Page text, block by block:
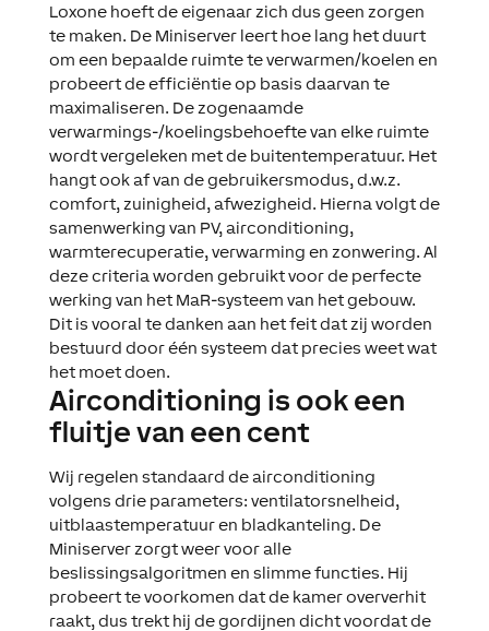
Loxone hoeft de eigenaar zich dus geen zorgen
te maken. De Miniserver leert hoe lang het duurt
om een bepaalde ruimte te verwarmen/koelen en
probeert de efficiëntie op basis daarvan te
maximaliseren. De zogenaamde
verwarmings-/koelingsbehoefte van elke ruimte
wordt vergeleken met de buitentemperatuur. Het
hangt ook af van de gebruikersmodus, d.w.z.
comfort, zuinigheid, afwezigheid. Hierna volgt de
samenwerking van PV, airconditioning,
warmterecuperatie, verwarming en zonwering. Al
deze criteria worden gebruikt voor de perfecte
werking van het MaR-systeem van het gebouw.
Dit is vooral te danken aan het feit dat zij worden
bestuurd door één systeem dat precies weet wat
het moet doen.
Airconditioning is ook een
fluitje van een cent
Wij regelen standaard de airconditioning
volgens drie parameters: ventilatorsnelheid,
uitblaastemperatuur en bladkanteling. De
Miniserver zorgt weer voor alle
beslissingsalgoritmen en slimme functies. Hij
probeert te voorkomen dat de kamer oververhit
raakt, dus trekt hij de gordijnen dicht voordat de